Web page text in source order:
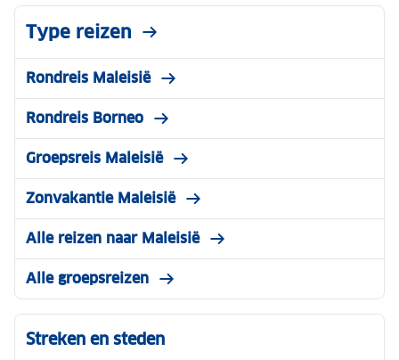
Type reizen
Rondreis Maleisië
Rondreis Borneo
Groepsreis Maleisië
Zonvakantie Maleisië
Alle reizen naar Maleisië
Alle groepsreizen
Streken en steden